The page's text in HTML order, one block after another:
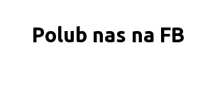
Polub nas na FB